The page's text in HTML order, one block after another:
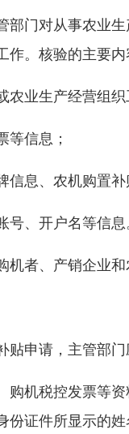
门对从事农业
。核验的主要内
农业生产经营组
等信息；
信息、农机购置
号、开户名等信息
机者、产销企业
贴申请，主管部门
购机税控发票等
份证件所显示的